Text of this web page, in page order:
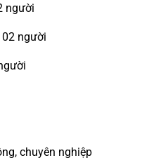
người
người
chuyên nghiệp